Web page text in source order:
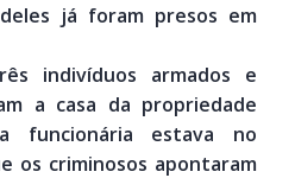
já foram presos em
indivíduos armados e
a casa da propriedade
funcionária estava no
os criminosos apontaram